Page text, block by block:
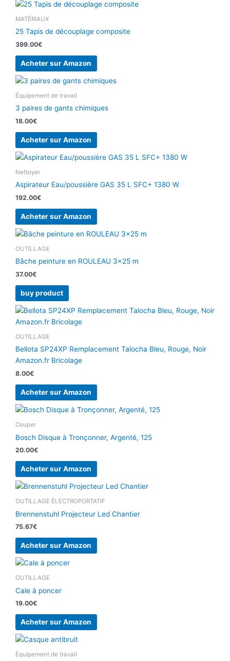
MATÉRIAUX
25 Tapis de découplage composite
399.00€
Acheter sur Amazon
Équipement de travail
3 paires de gants chimiques
18.00€
Acheter sur Amazon
Nettoyer
Aspirateur Eau/poussière GAS 35 L SFC+ 1380 W
192.00€
Acheter sur Amazon
OUTILLAGE
Bâche peinture en ROULEAU 3×25 m
37.00€
buy product
OUTILLAGE
Bellota SP24XP Remplacement Talocha Bleu, Rouge, Noir
Amazon.fr Bricolage
8.00€
Acheter sur Amazon
Couper
Bosch Disque à Tronçonner, Argenté, 125
20.00€
Acheter sur Amazon
OUTILLAGE ÉLÉCTROPORTATIF
Brennenstuhl Projecteur Led Chantier
75.67€
Acheter sur Amazon
OUTILLAGE
Cale à poncer
19.00€
Acheter sur Amazon
Équipement de travail